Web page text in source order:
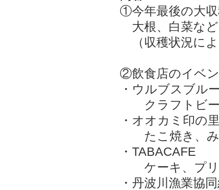
①今年最後の大
大根、白菜な
（収穫状況に
②飲食店のイベ
・ウルブスブル
クラフトビ
・オオカミ印の
たこ焼き、み
・TABACAFE
ケーキ、プ
・丹波川漁業協